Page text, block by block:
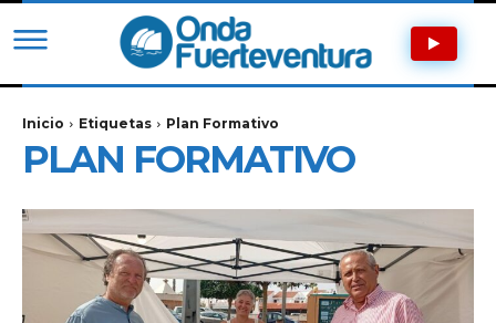
Inicio Etiquetas Plan Formativo
PLAN FORMATIVO